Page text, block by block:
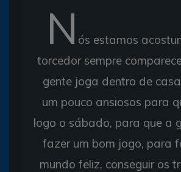
N ós estamos
torcedor sempre
gente joga dentro de
um pouco ansiosos para
logo o sábado, para que a
fazer um bom jogo, para
mundo feliz, conseguir os